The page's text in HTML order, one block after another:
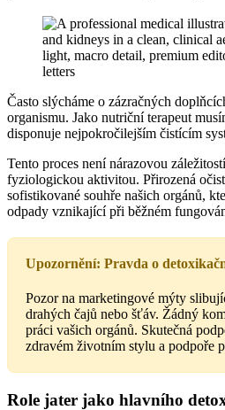
Často slýcháme o zázračných
organismu. Jako nutriční terapeut
disponuje nejpokročilejším čistícím
Tento proces není nárazovou
fyziologickou aktivitou. Přirozená
sofistikované souhře našich orgánů,
odpady vznikající při běžném
Upozornění: Pravda o
Pozor na marketingové mýty
drahých čajů nebo šťáv. Žádný
práci vašich orgánů. Skutečná
zdravém životním stylu a podpoře
Role jater jako hlavního